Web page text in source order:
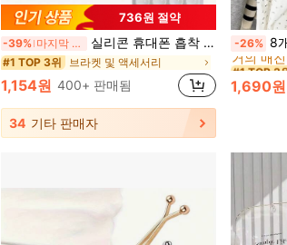
736원 절약
-39% 마지막 2일 실리콘 휴대폰 흡착 방지 컵 1개, 실리콘 흡착 컵 28개 (접착식 흡착 패드), 휴대폰 접착 방지 스티커, 휴대폰/보조 배터리 흡착 패드 (아이폰, 안드로이드폰 호환), 생일 선물, 가족/친구를 위한 휴대폰 거치대, 휴대폰 액세서리
#1 TOP 3위 브라켓 및 액세서리
1,154원 400+ 판매됨
34 기타 판매자
-26% 8개 후크
#1 TOP 3
거의 매
#1 TOP 3
거의 매진!
#1 TOP 3
거의 매진!
#1 TOP 3위
1,690원